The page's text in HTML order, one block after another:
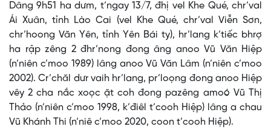
Dâng 9h51 ha dưm, t’ngay 13/7, đhị vel Khe Qué, chr’val
Ái Xuân, tỉnh Lào Cai (vel Khe Qué, chr’val Viễn Sơn,
chr’hoong Văn Yên, tỉnh Yên Bái ty), hr’lang k’tiếc bhrợ
ha rập zêng 2 đhr’nong đong âng anoo Vũ Văn Hiệp
(n’niên c’moo 1989) lâng anoo Vũ Văn Lâm (n’niên c’moo
2002). Cr’chăl dưr vaih hr’lang, pr’loọng đong anoo Hiệp
vêy 2 cha nắc xoọc ặt coh đong pazêng amoó Vũ Thị
Thảo (n’niên c’moo 1998, k’điêl t’cooh Hiệp) lâng a chau
Vũ Khánh Thi (n’niê c’moo 2020, coon t’cooh Hiệp).